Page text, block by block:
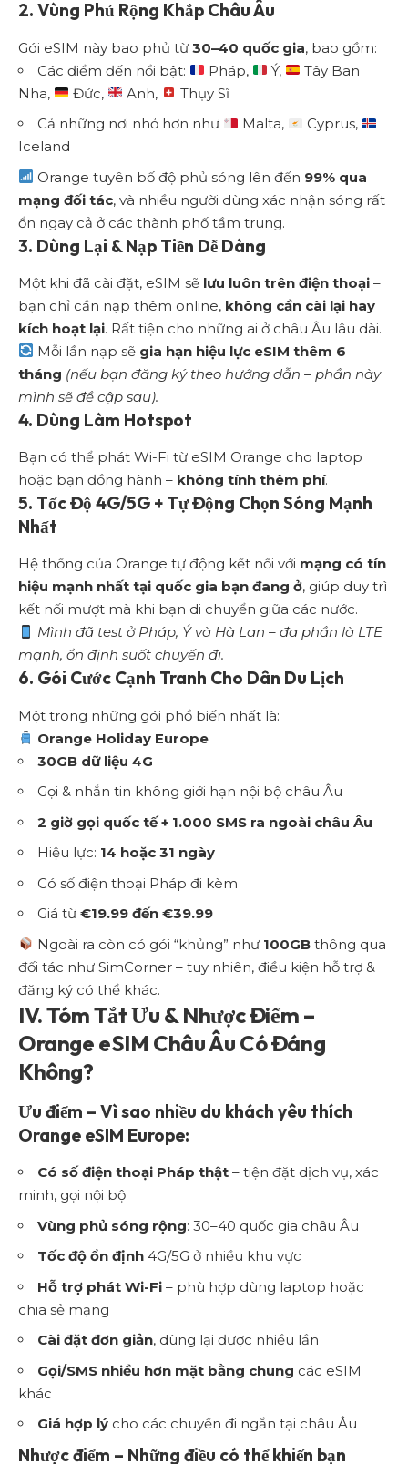
2. Vùng Phủ Rộng Khắp Châu Âu
Gói eSIM này bao phủ từ 30–40 quốc gia, bao gồm:
Các điểm đến nổi bật:
Pháp, Ý,
Tây Ban
Nha,
Đức, Anh,
Thụy Sĩ
Cả những nơi nhỏ hơn như
Malta,
Cyprus,
Iceland
Orange tuyên bố độ phủ sóng lên đến 99% qua
mạng đối tác, và nhiều người dùng xác nhận sóng rất
ổn ngay cả ở các thành phố tầm trung.
3. Dùng Lại & Nạp Tiền Dễ Dàng
Một khi đã cài đặt, eSIM sẽ lưu luôn trên điện thoại –
bạn chỉ cần nạp thêm online, không cần cài lại hay
kích hoạt lại. Rất tiện cho những ai ở châu Âu lâu dài.
Mỗi lần nạp sẽ gia hạn hiệu lực eSIM thêm 6
tháng (nếu bạn đăng ký theo hướng dẫn – phần này
mình sẽ đề cập sau).
4. Dùng Làm Hotspot
Bạn có thể phát Wi-Fi từ eSIM Orange cho laptop
hoặc bạn đồng hành – không tính thêm phí.
5. Tốc Độ 4G/5G + Tự Động Chọn Sóng Mạnh
Nhất
Hệ thống của Orange tự động kết nối với mạng có tín
hiệu mạnh nhất tại quốc gia bạn đang ở, giúp duy trì
kết nối mượt mà khi bạn di chuyển giữa các nước.
Mình đã test ở Pháp, Ý và Hà Lan – đa phần là LTE
mạnh, ổn định suốt chuyến đi.
6. Gói Cước Cạnh Tranh Cho Dân Du Lịch
Một trong những gói phổ biến nhất là:
Orange Holiday Europe
30GB dữ liệu 4G
Gọi & nhắn tin không giới hạn nội bộ châu Âu
2 giờ gọi quốc tế + 1.000 SMS ra ngoài châu Âu
Hiệu lực: 14 hoặc 31 ngày
Có số điện thoại Pháp đi kèm
Giá từ €19.99 đến €39.99
Ngoài ra còn có gói “khủng” như 100GB thông qua
đối tác như SimCorner – tuy nhiên, điều kiện hỗ trợ &
đăng ký có thể khác.
IV. Tóm Tắt Ưu & Nhược Điểm –
Orange eSIM Châu Âu Có Đáng
Không?
Ưu điểm – Vì sao nhiều du khách yêu thích
Orange eSIM Europe:
Có số điện thoại Pháp thật – tiện đặt dịch vụ, xác
minh, gọi nội bộ
Vùng phủ sóng rộng: 30–40 quốc gia châu Âu
Tốc độ ổn định 4G/5G ở nhiều khu vực
Hỗ trợ phát Wi-Fi – phù hợp dùng laptop hoặc
chia sẻ mạng
Cài đặt đơn giản, dùng lại được nhiều lần
Gọi/SMS nhiều hơn mặt bằng chung các eSIM
khác
Giá hợp lý cho các chuyến đi ngắn tại châu Âu
Nhược điểm – Những điều có thể khiến bạn